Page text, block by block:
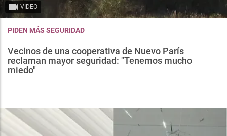
VIDEO
PIDEN MÁS SEGURIDAD
Vecinos de una cooperativa de Nuevo París
reclaman mayor seguridad: "Tenemos mucho
miedo"